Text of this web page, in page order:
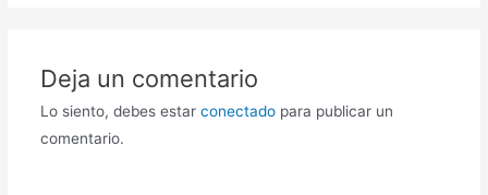
Deja un comentario
Lo siento, debes estar conectadopara publicar un
comentario.